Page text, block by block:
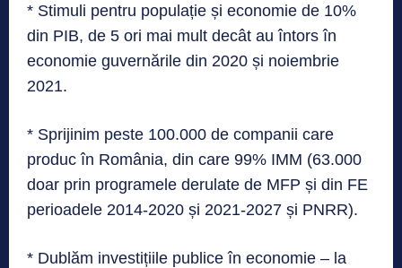
* Stimuli pentru populație și economie de 10%
din PIB, de 5 ori mai mult decât au întors în
economie guvernările din 2020 și noiembrie
2021.
* Sprijinim peste 100.000 de companii care
produc în România, din care 99% IMM (63.000
doar prin programele derulate de MFP și din FE
perioadele 2014-2020 și 2021-2027 și PNRR).
* Dublăm investițiile publice în economie – la